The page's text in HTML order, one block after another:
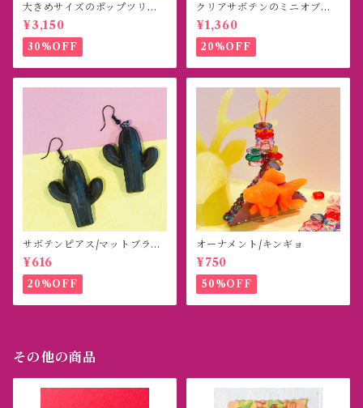
大きめサイズのポップツリー
オブジェ
¥3,150
30%OFF
クリアサボテンのミニオブジ
ェ
¥1,360
20%OFF
サボテンピアス/マットブラッ
ク
¥616
20%OFF
オーナメント/キンギョ
¥750
50%OFF
その他の商品